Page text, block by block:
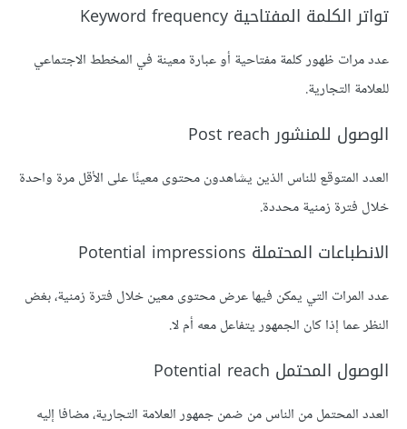
تواتر الكلمة المفتاحية Keyword frequency
عدد مرات ظهور كلمة مفتاحية أو عبارة معينة في المخطط الاجتماعي
للعلامة التجارية.
الوصول للمنشور Post reach
العدد المتوقع للناس الذين يشاهدون محتوى معينًا على الأقل مرة واحدة
خلال فترة زمنية محددة.
الانطباعات المحتملة Potential impressions
عدد المرات التي يمكن فيها عرض محتوى معين خلال فترة زمنية، بغض
النظر عما إذا كان الجمهور يتفاعل معه أم لا.
الوصول المحتمل Potential reach
العدد المحتمل من الناس من ضمن جمهور العلامة التجارية، مضافا إليه